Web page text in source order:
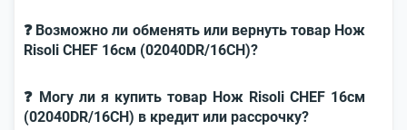
❓ Возможно ли обменять или вернуть товар Нож
Risoli CHEF 16см (02040DR/16CH)?
❓ Могу ли я купить товар Нож Risoli CHEF 16см
(02040DR/16CH) в кредит или рассрочку?